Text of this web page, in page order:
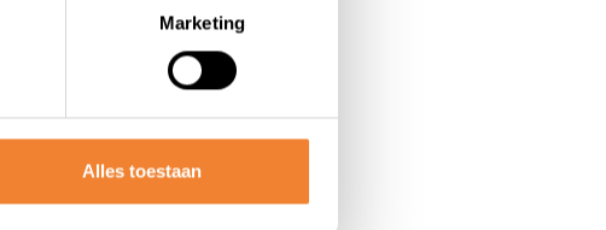
Marketing
Alles toestaan
concurrentie.
toekomst.